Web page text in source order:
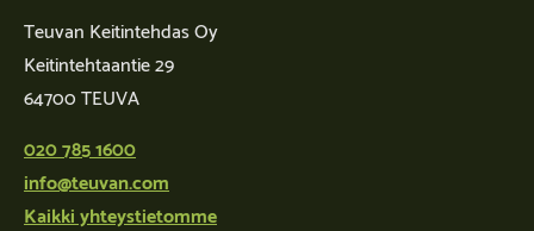
Teuvan Keitintehdas Oy
Keitintehtaantie 29
64700 TEUVA
020 785 1600
info@teuvan.com
Kaikki yhteystietomme